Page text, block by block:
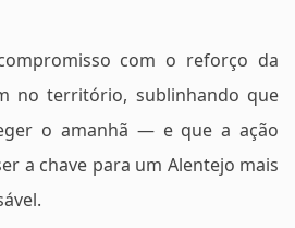
com o reforço da
no território, sublinhando que
o amanhã — e que a ação
a chave para um Alentejo mais